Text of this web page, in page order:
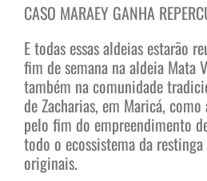
CASO MARAEY GANHA
E todas essas aldeias estarão
fim de semana na aldeia Mata
também na comunidade
de Zacharias, em Maricá,
pelo fim do empreendimento
todo o ecossistema da
originais.